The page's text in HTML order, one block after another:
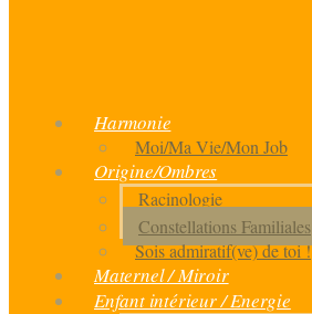
Harmonie
Moi/Ma Vie/Mon Job
Origine/Ombres
Racinologie
Constellations Familiales
Sois admiratif(ve) de toi !
Maternel / Miroir
Enfant intérieur / Energie